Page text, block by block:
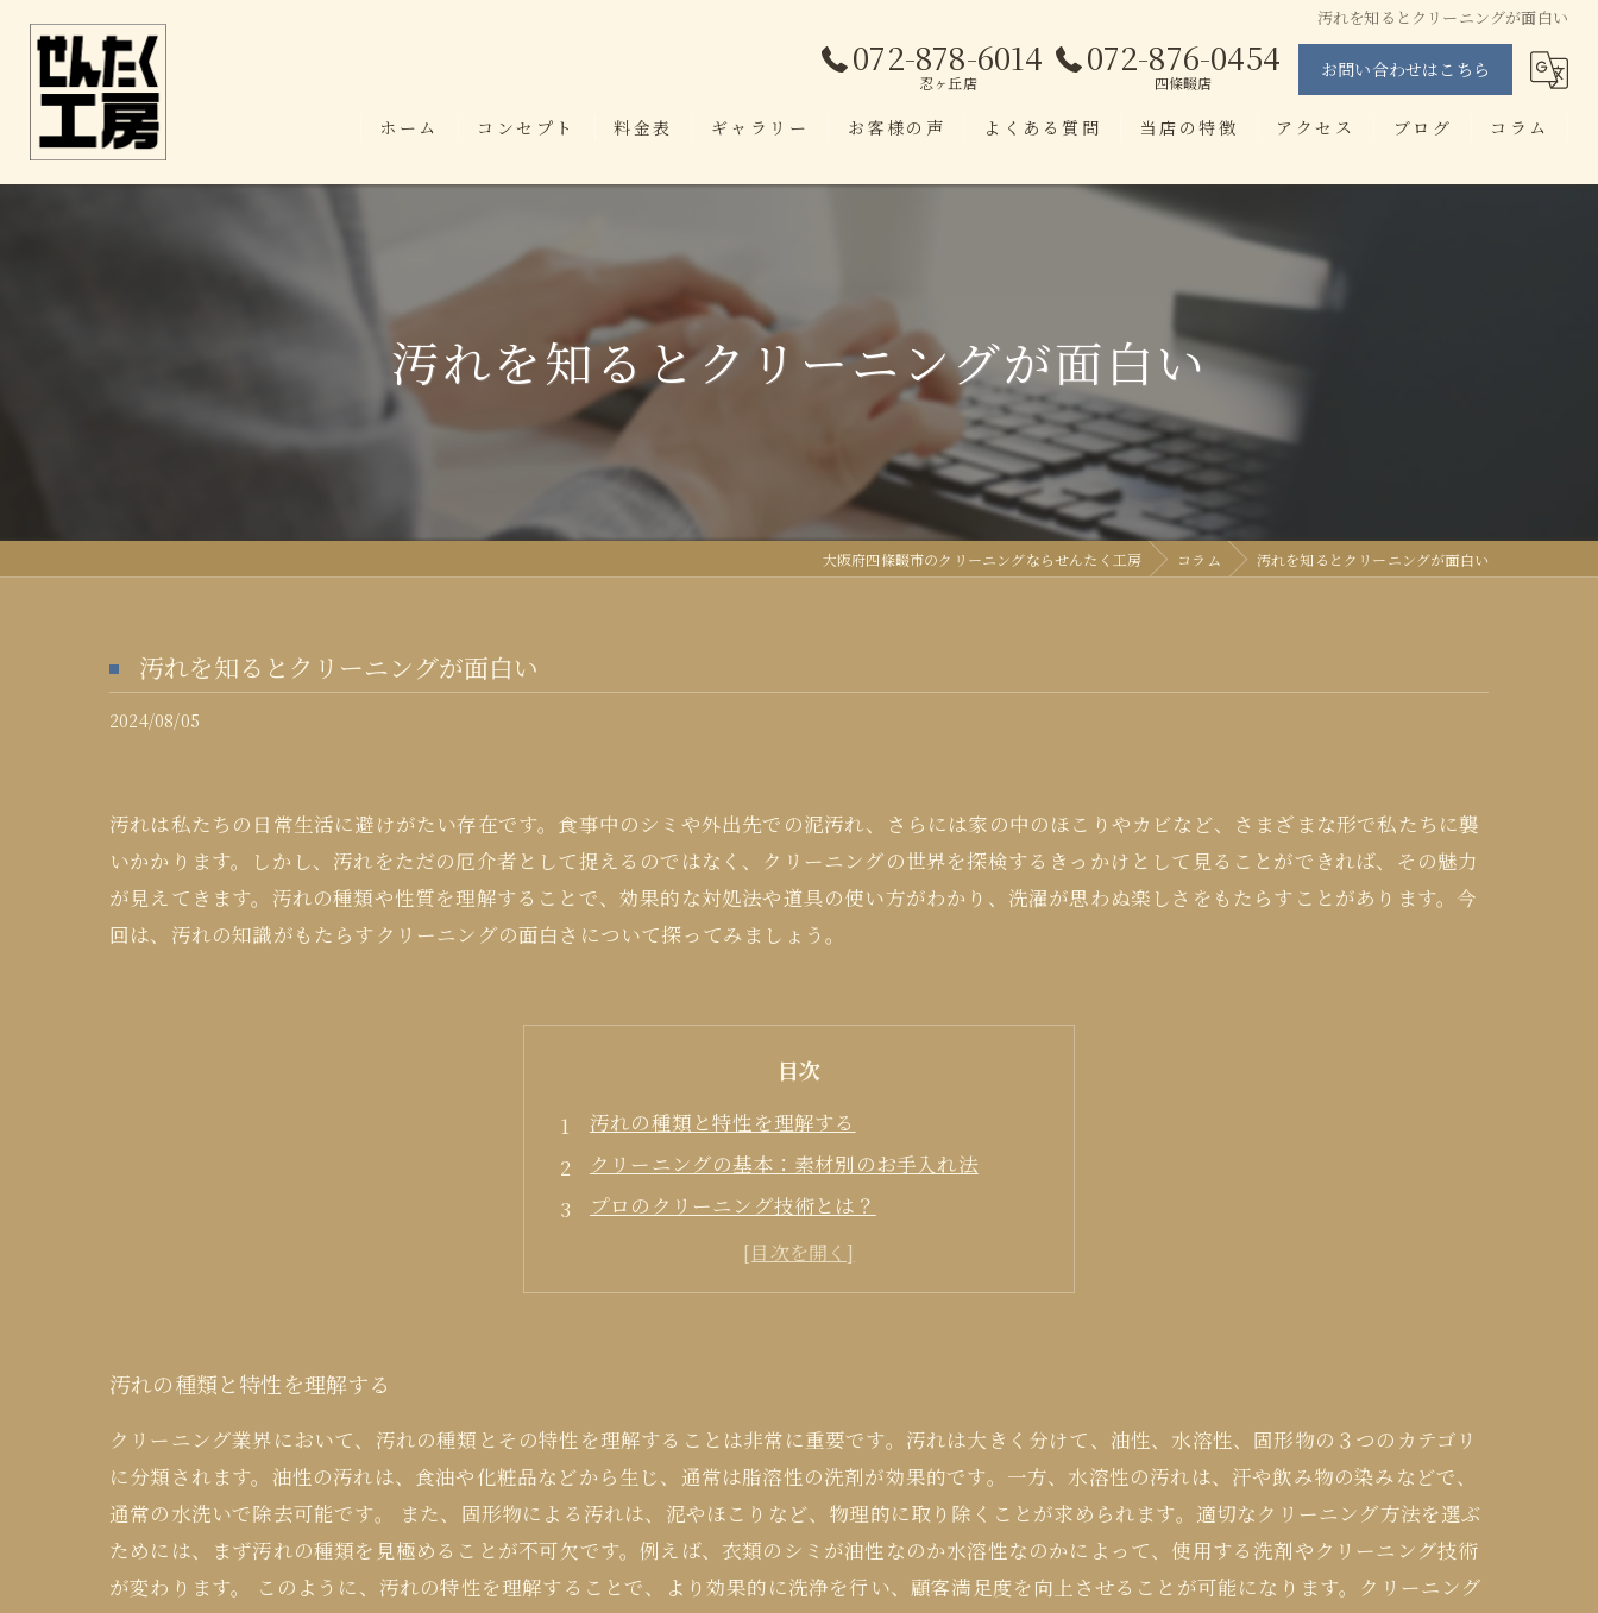
汚れを知るとクリーニングが面白い
072-878-6014
忍ヶ丘店
072-876-0454
四條畷店
お問い合わせはこちら
ホーム コンセプト 料金表 ギャラリー お客様の声 よくある質問 当店の特徴
当日仕上げ
ブランド
アプリ
アクセス
せんたく工房 四條畷店
ブログ コラム
汚れを知るとクリーニングが面白い
大阪府四條畷市のクリーニングならせんたく工房 コラム 汚れを知るとクリーニングが面白い
汚れを知るとクリーニングが面白い
2024/08/05
汚れは私たちの日常生活に避けがたい存在です。食事中のシミや外出先での泥汚れ、さらには家の中のほこりやカビなど、さまざまな形で私たちに襲
いかかります。しかし、汚れをただの厄介者として捉えるのではなく、クリーニングの世界を探検するきっかけとして見ることができれば、その魅力
が見えてきます。汚れの種類や性質を理解することで、効果的な対処法や道具の使い方がわかり、洗濯が思わぬ楽しさをもたらすことがあります。今
回は、汚れの知識がもたらすクリーニングの面白さについて探ってみましょう。
目次
汚れの種類と特性を理解する
クリーニングの基本：素材別のお手入れ法
プロのクリーニング技術とは？
汚れを防ぐためのライフハック
汚れの種類と特性を理解する
クリーニング業界において、汚れの種類とその特性を理解することは非常に重要です。汚れは大きく分けて、油性、水溶性、固形物の３つのカテゴリ
に分類されます。油性の汚れは、食油や化粧品などから生じ、通常は脂溶性の洗剤が効果的です。一方、水溶性の汚れは、汗や飲み物の染みなどで、
通常の水洗いで除去可能です。 また、固形物による汚れは、泥やほこりなど、物理的に取り除くことが求められます。適切なクリーニング方法を選ぶ
ためには、まず汚れの種類を見極めることが不可欠です。例えば、衣類のシミが油性なのか水溶性なのかによって、使用する洗剤やクリーニング技術
が変わります。 このように、汚れの特性を理解することで、より効果的に洗浄を行い、顧客満足度を向上させることが可能になります。クリーニング